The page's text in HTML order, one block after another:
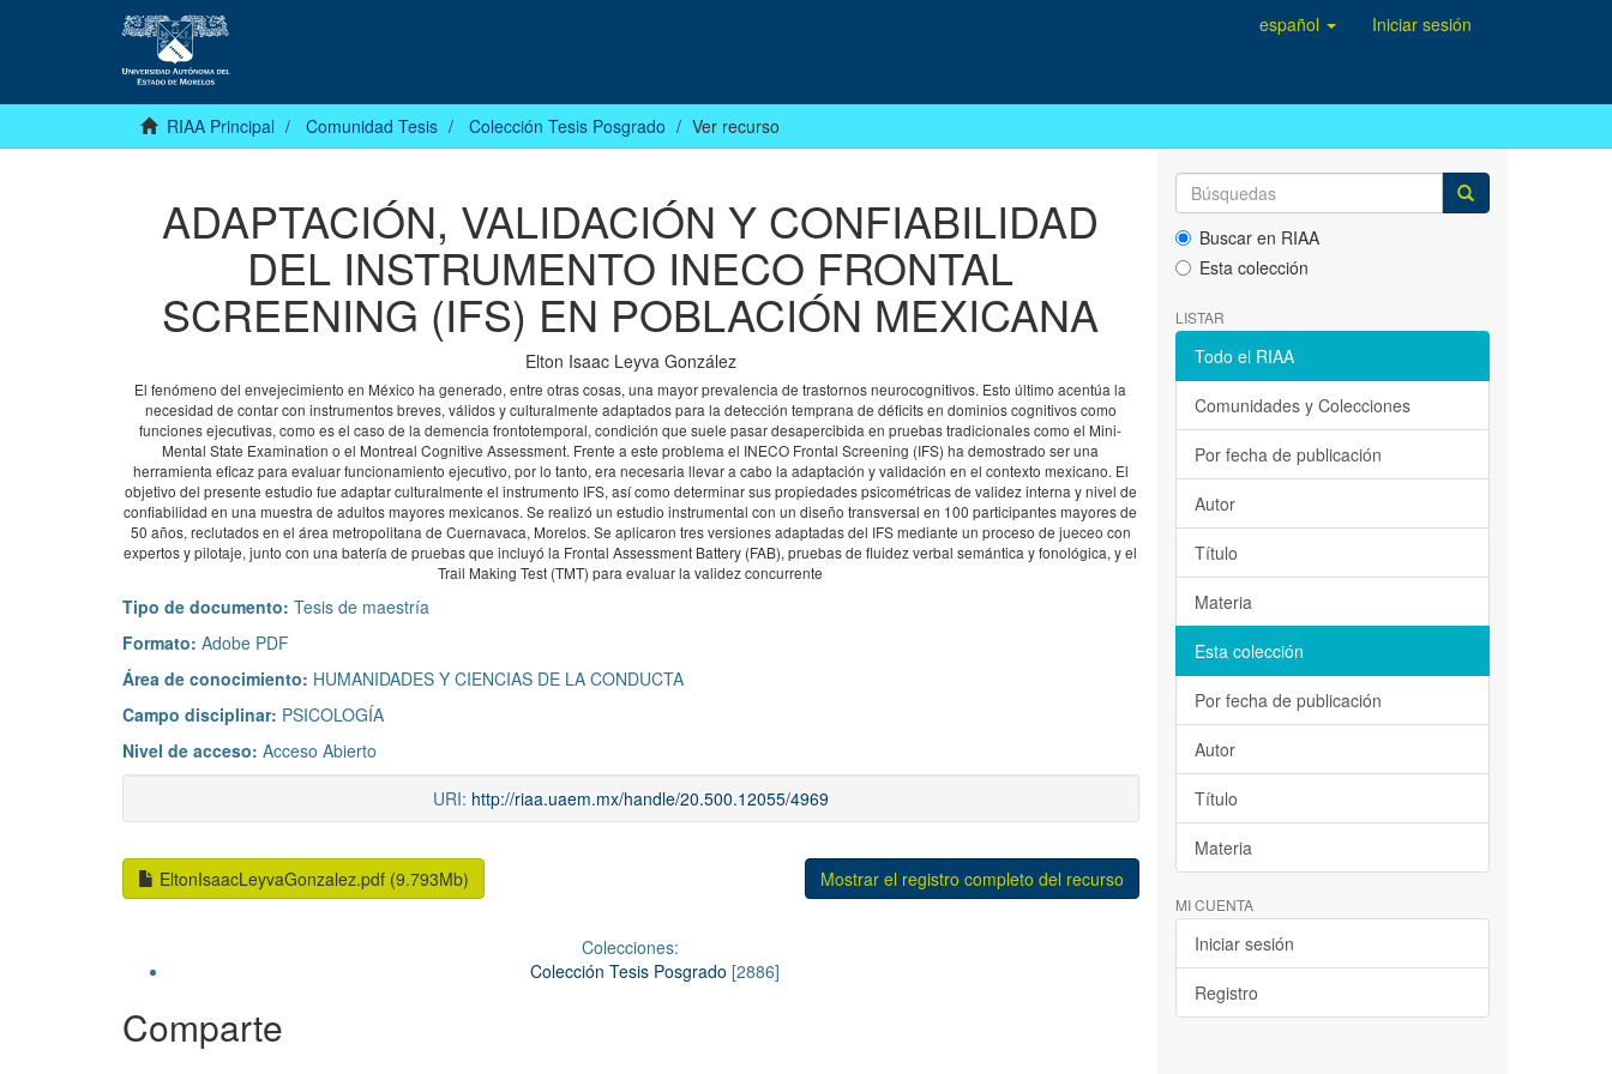
español Iniciar sesión
RIAA Principal Comunidad Tesis Colección Tesis Posgrado Ver recurso
ADAPTACIÓN, VALIDACIÓN Y CONFIABILIDAD
DEL INSTRUMENTO INECO FRONTAL
SCREENING (IFS) EN POBLACIÓN MEXICANA
Elton Isaac Leyva González
El fenómeno del envejecimiento en México ha generado, entre otras cosas, una mayor prevalencia de trastornos neurocognitivos. Esto último acentúa la
necesidad de contar con instrumentos breves, válidos y culturalmente adaptados para la detección temprana de déficits en dominios cognitivos como
funciones ejecutivas, como es el caso de la demencia frontotemporal, condición que suele pasar desapercibida en pruebas tradicionales como el Mini-
Mental State Examination o el Montreal Cognitive Assessment. Frente a este problema el INECO Frontal Screening (IFS) ha demostrado ser una
herramienta eficaz para evaluar funcionamiento ejecutivo, por lo tanto, era necesaria llevar a cabo la adaptación y validación en el contexto mexicano. El
objetivo del presente estudio fue adaptar culturalmente el instrumento IFS, así como determinar sus propiedades psicométricas de validez interna y nivel de
confiabilidad en una muestra de adultos mayores mexicanos. Se realizó un estudio instrumental con un diseño transversal en 100 participantes mayores de
50 años, reclutados en el área metropolitana de Cuernavaca, Morelos. Se aplicaron tres versiones adaptadas del IFS mediante un proceso de jueceo con
expertos y pilotaje, junto con una batería de pruebas que incluyó la Frontal Assessment Battery (FAB), pruebas de fluidez verbal semántica y fonológica, y el
Trail Making Test (TMT) para evaluar la validez concurrente
Tipo de documento: Tesis de maestría
Formato: Adobe PDF
Área de conocimiento: HUMANIDADES Y CIENCIAS DE LA CONDUCTA
Campo disciplinar: PSICOLOGÍA
Nivel de acceso: Acceso Abierto
URI: http://riaa.uaem.mx/handle/20.500.12055/4969
EltonIsaacLeyvaGonzalez.pdf (9.793Mb) Mostrar el registro completo del recurso
Colecciones:
Colección Tesis Posgrado [2886]
Comparte
Buscar en RIAA
Esta colección
LISTAR
Todo el RIAA
Comunidades y Colecciones
Por fecha de publicación
Autor
Título
Materia
Esta colección
Por fecha de publicación
Autor
Título
Materia
MI CUENTA
Iniciar sesión
Registro